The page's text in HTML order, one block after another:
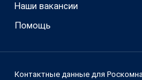
Наши вакансии
Помощь
Контактные данные для